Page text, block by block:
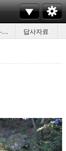
국내답사-이것저것 답사자료